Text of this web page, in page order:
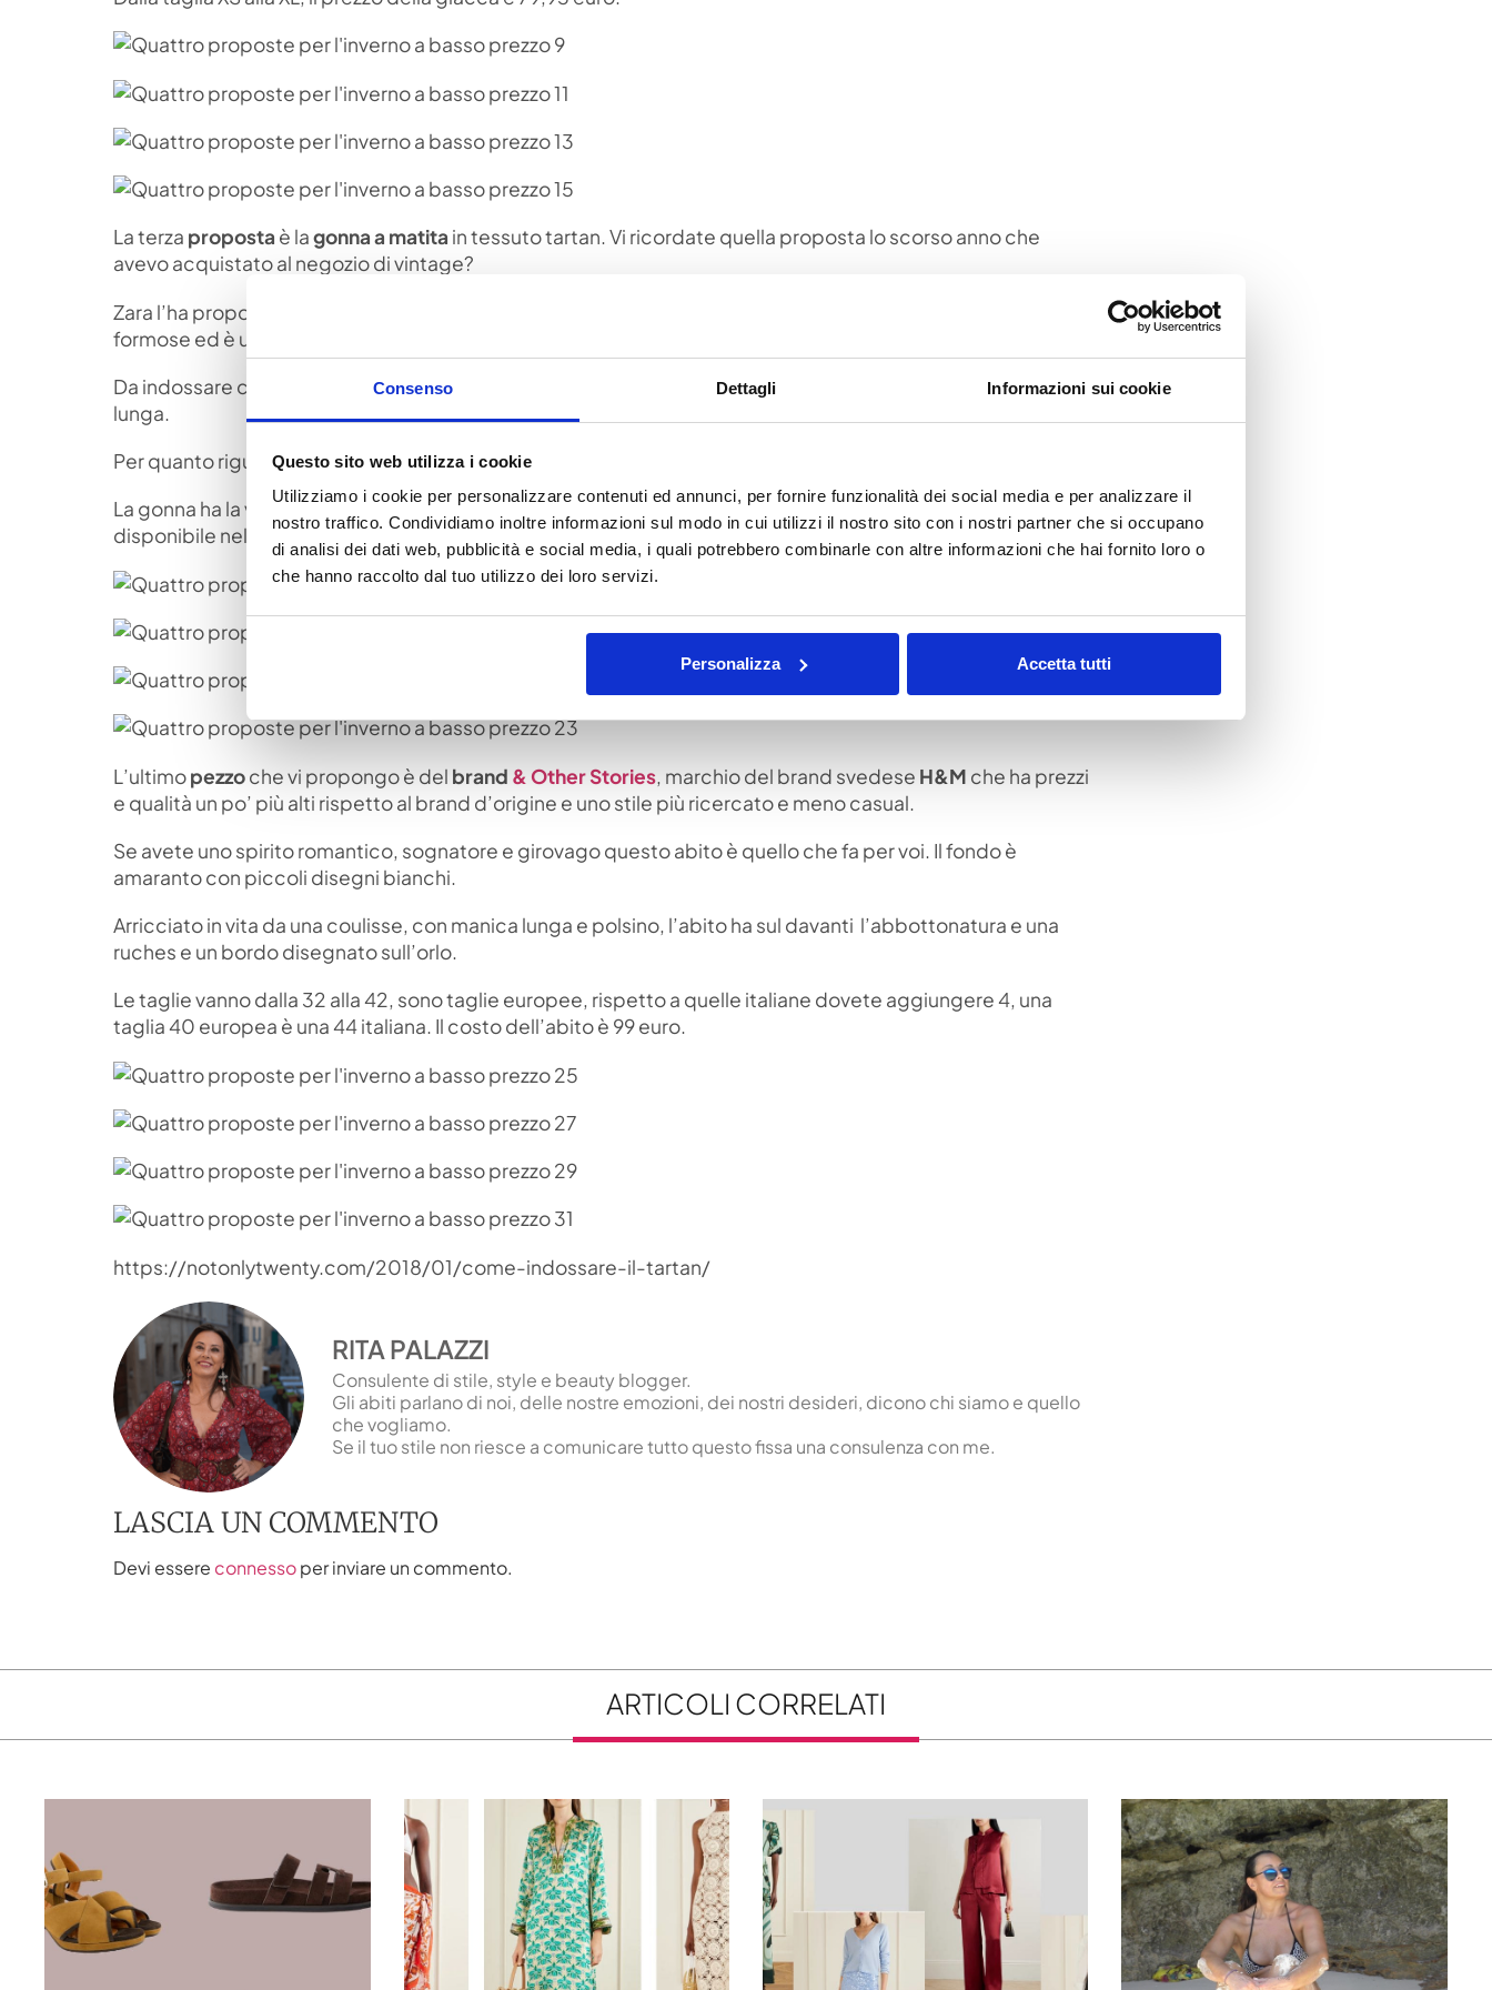
Consenso Dettagli Informazioni sui cookie
Questo sito web utilizza i cookie
Utilizziamo i cookie per personalizzare contenuti ed annunci, per fornire funzionalità dei social media e per analizzare il
nostro traffico. Condividiamo inoltre informazioni sul modo in cui utilizzi il nostro sito con i nostri partner che si occupano
di analisi dei dati web, pubblicità e social media, i quali potrebbero combinarle con altre informazioni che hai fornito loro o
che hanno raccolto dal tuo utilizzo dei loro servizi.
Personalizza Accetta tutti
La terza proposta è lagonna a matita in tessuto tartan. Vi ricordate quella proposta lo scorso anno che
avevo acquistato al negozio di vintage?
Zara l’ha proposta nel colore arancio ed è bellissima. Va bene per le più magre, ma anche per le donne più
formose ed è un vero passe-partout.
Da indossare con il maglione, con la giacca di pelle, con una camicia, ma anche con la t-shirt a manica
lunga.
Per quanto riguarda le calzature dalle scarpe da ginnastica agli stivali va bene tutto.
La gonna ha la vita alta e una lunghezza midi con spacco centrale posteriore e costa 49,95 euro, è
disponibile nelle taglie dalla XS alla XL.
L’ultimopezzoche vi propongo è del brand & Other Stories, marchio del brand svedese H&M che ha prezzi
e qualità un po’ più alti rispetto al brand d’origine e uno stile più ricercato e meno casual.
Se avete uno spirito romantico, sognatore e girovago questo abito è quello che fa per voi. Il fondo è
amaranto con piccoli disegni bianchi.
Arricciato in vita da una coulisse, con manica lunga e polsino, l’abito ha sul davanti l’abbottonatura e una
ruches e un bordo disegnato sull’orlo.
Le taglie vanno dalla 32 alla 42, sono taglie europee, rispetto a quelle italiane dovete aggiungere 4, una
taglia 40 europea è una 44 italiana. Il costo dell’abito è 99 euro.
https://notonlytwenty.com/2018/01/come-indossare-il-tartan/
RITA PALAZZI
Consulente di stile, style e beauty blogger.
Gli abiti parlano di noi, delle nostre emozioni, dei nostri desideri, dicono chi siamo e quello
che vogliamo.
Se il tuo stile non riesce a comunicare tutto questo fissa una consulenza con me.
LASCIA UN COMMENTO
Devi essere connessoper inviare un commento.
ARTICOLI CORRELATI